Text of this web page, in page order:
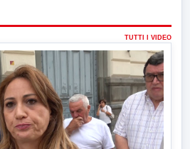
TUTTI I VIDEO